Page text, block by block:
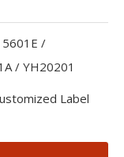
/
/ YH20201
Label